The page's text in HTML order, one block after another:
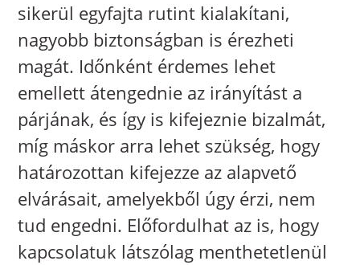
sikerül egyfajta rutint kialakítani,
nagyobb biztonságban is érezheti
magát. Időnként érdemes lehet
emellett átengednie az irányítást a
párjának, és így is kifejeznie bizalmát,
míg máskor arra lehet szükség, hogy
határozottan kifejezze az alapvető
elvárásait, amelyekből úgy érzi, nem
tud engedni. Előfordulhat az is, hogy
kapcsolatuk látszólag menthetetlenül